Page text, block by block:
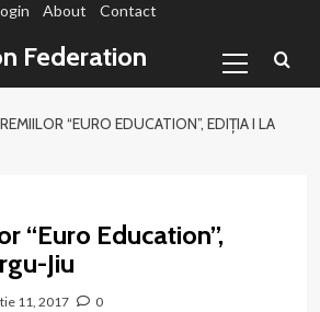
About Contact
Federation
Menu
“EURO EDUCATION”, EDIȚIA I LA
“Euro Education”,
Jiu
11, 2017 0